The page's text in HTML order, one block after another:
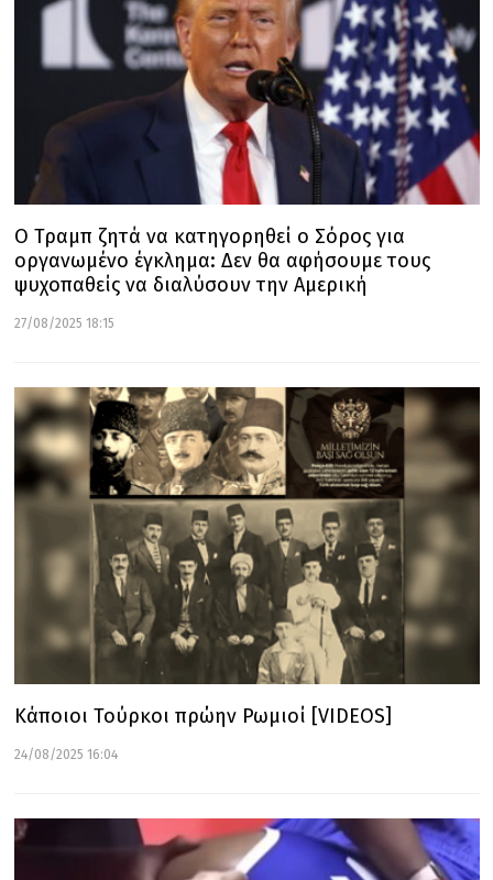
Ο Τραμπ ζητά να κατηγορηθεί ο Σόρος για
οργανωμένο έγκλημα: Δεν θα αφήσουμε τους
ψυχοπαθείς να διαλύσουν την Αμερική
27/08/2025 18:15
Κάποιοι Τούρκοι πρώην Ρωμιοί [VIDEOS]
24/08/2025 16:04